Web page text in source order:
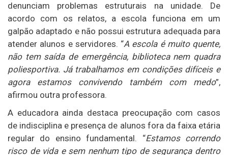
denunciam problemas estruturais na unidade. De
acordo com os relatos, a escola funciona em um
galpão adaptado e não possui estrutura adequada para
atender alunos e servidores. “A escola é muito quente,
não tem saída de emergência, biblioteca nem quadra
poliesportiva. Já trabalhamos em condições difíceis e
agora estamos convivendo também com medo”,
afirmou outra professora.
A educadora ainda destaca preocupação com casos
de indisciplina e presença de alunos fora da faixa etária
regular do ensino fundamental. “Estamos correndo
risco de vida e sem nenhum tipo de segurança dentro